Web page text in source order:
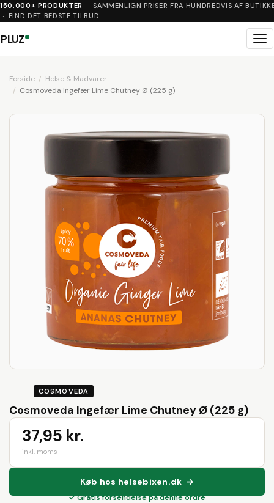
150.000+ PRODUKTER
· SAMMENLIGN PRISER FRA HUNDREDVIS AF
· FIND DET BEDSTE TILBUD
PLUZ
Forside
Helse & Madvarer
Cosmoveda Ingefær Lime Chutney Ø (225 g)
COSMOVEDA
Cosmoveda Ingefær Lime Chutney Ø (225 g)
37,95 kr.
inkl. moms
Køb hos helsebixen.dk →
✓ Gratis forsendelse på denne ordre